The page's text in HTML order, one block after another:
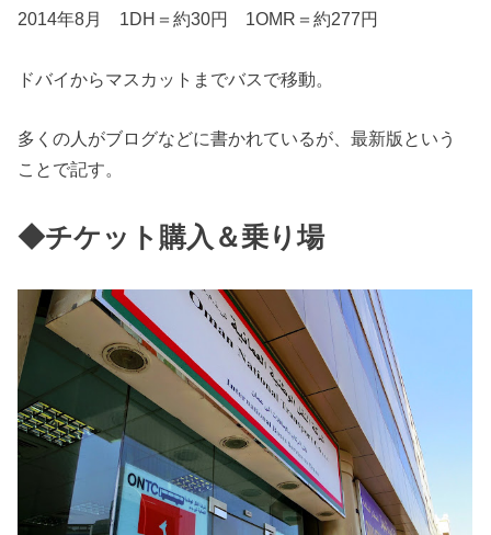
2014年8月 1DH＝約30円 1OMR＝約277円
ドバイからマスカットまでバスで移動。
多くの人がブログなどに書かれているが、最新版という
ことで記す。
◆チケット購入＆乗り場